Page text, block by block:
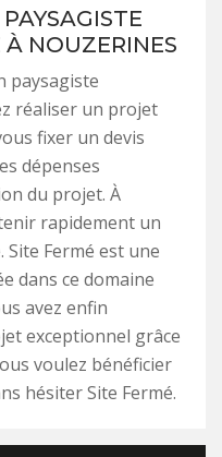
À NOUZERINES
paysagiste
réaliser un projet
fixer un devis
dépenses
du projet. À
rapidement un
Site Fermé est une
dans ce domaine
avez enfin
exceptionnel grâce
voulez bénéficier
hésiter Site Fermé.